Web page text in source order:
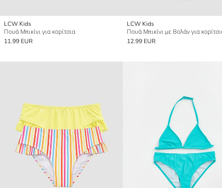
LCW Kids
Πουά Μπικίνι για κορίτσια
11.99 EUR
LCW Kids
Πουά Μπικίνι με Βολάν για
12.99 EUR